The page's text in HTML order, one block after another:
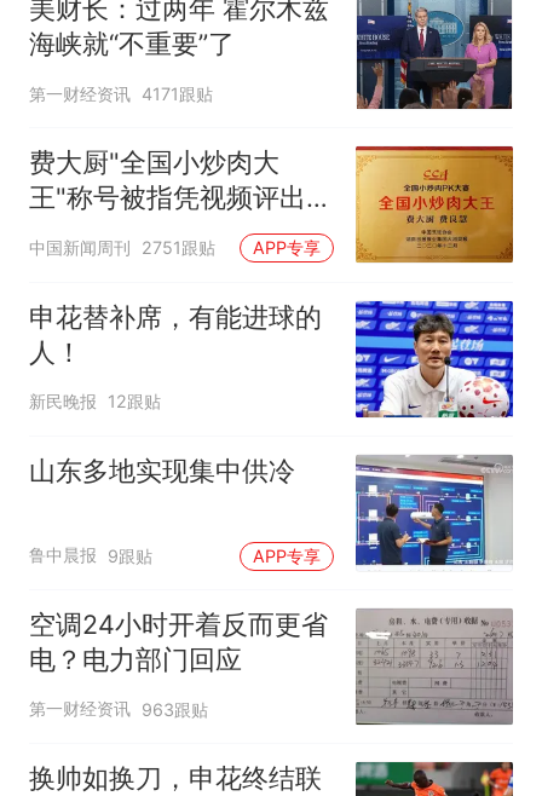
美财长：过两年 霍尔木兹
海峡就“不重要”了
第一财经资讯 4171跟贴
费大厨"全国小炒肉大
王"称号被指凭视频评出
官方回应
中国新闻周刊 2751跟贴 APP专享
申花替补席，有能进球的
人！
新民晚报 12跟贴
山东多地实现集中供冷
鲁中晨报 9跟贴 APP专享
空调24小时开着反而更省
电？电力部门回应
第一财经资讯 963跟贴
换帅如换刀，申花终结联